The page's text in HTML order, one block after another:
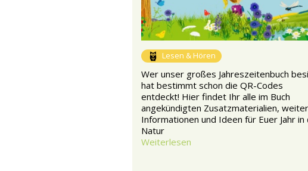
Lesen & Hören
Wer unser großes Jahreszeitenbuch
hat bestimmt schon die QR-Codes
entdeckt! Hier findet Ihr alle im Buch
angekündigten Zusatzmaterialien,
Informationen und Ideen für Euer Jahr in
Natur
Weiterlesen